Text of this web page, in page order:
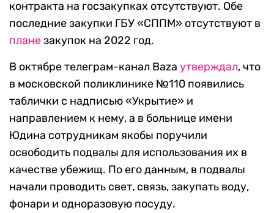
контракта на госзакупках отсутствуют. Обе
последние закупки ГБУ «СППМ» отсутствуют в
планезакупок на 2022 год.
В октябре телеграм-канал Baza утверждал, что
в московской поликлинике №110 появились
таблички с надписью «Укрытие» и
направлением к нему, а в больнице имени
Юдина сотрудникам якобы поручили
освободить подвалы для использования их в
качестве убежищ. По его данным, в подвалы
начали проводить свет, связь, закупать воду,
фонари и одноразовую посуду.